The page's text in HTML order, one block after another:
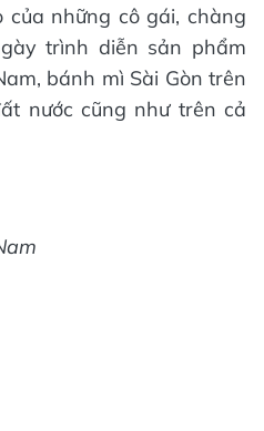
những cô gái, chàng
trình diễn sản phẩm
bánh mì Sài Gòn trên
nước cũng như trên cả